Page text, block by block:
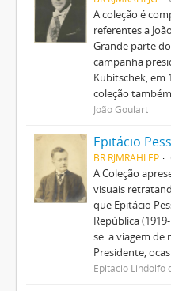
A coleção é
referentes a
Grande parte
campanha
Kubitschek, em
coleção também
João Goulart
Epitácio
BR RJMRAHI EP
A Coleção
visuais
que Epitácio
República
se: a viagem de
Presidente,
Epitácio Lindolfo